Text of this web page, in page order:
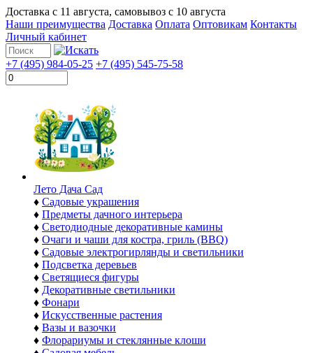
Доставка с 11 августа, самовывоз с 10 августа
Наши преимущества Доставка Оплата Оптовикам Контакты
Личный кабинет
+7 (495) 984-05-25 +7 (495) 545-75-58
Лето Дача Сад
♦ Садовые украшения
♦ Предметы дачного интерьера
♦ Светодиодные декоративные камины
♦ Очаги и чаши для костра, гриль (BBQ)
♦ Садовые электрогирлянды и светильники
♦ Подсветка деревьев
♦ Светящиеся фигуры
♦ Декоративные светильники
♦ Фонари
♦ Искусственные растения
♦ Вазы и вазочки
♦ Флорариумы и стеклянные клоши